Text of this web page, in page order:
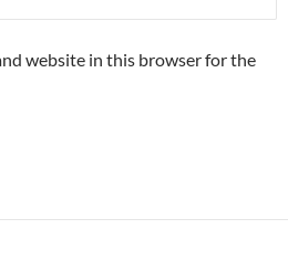
website in this browser for the